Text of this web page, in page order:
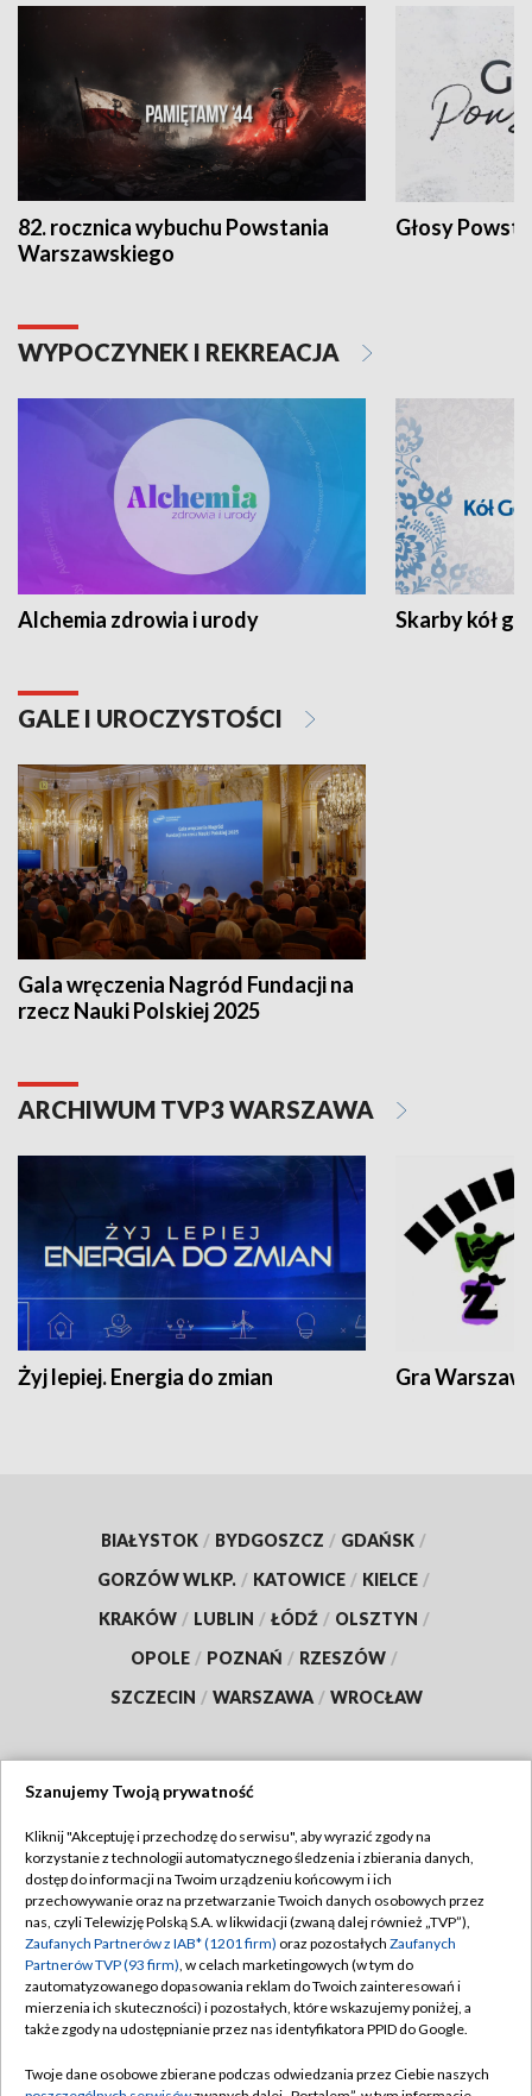
82. rocznica wybuchu Powstania
Warszawskiego
Głosy
WYPOCZYNEK I REKREACJA
Alchemia zdrowia i urody Skarby kół
GALE I UROCZYSTOŚCI
Gala wręczenia Nagród Fundacji na
rzecz Nauki Polskiej 2025
ARCHIWUM TVP3 WARSZAWA
Żyj lepiej. Energia do zmian Gra
BIAŁYSTOK / BYDGOSZCZ / GDAŃSK /
GORZÓW WLKP. / KATOWICE / KIELCE /
KRAKÓW / LUBLIN / ŁÓDŹ / OLSZTYN /
OPOLE / POZNAŃ / RZESZÓW /
SZCZECIN / WARSZAWA / WROCŁAW
TVP
Abonament TVP
Emisja w TVP
Centrum informacji TVP
Naziemna Telewizja Cyfrowa
Regulamin TVP
Polityka prywatności
Moje zgody
Pomoc
Szanujemy Twoją prywatność
Kliknij "Akceptuję i przechodzę do serwisu", aby wyrazić zgody na
korzystanie z technologii automatycznego śledzenia i zbierania danych,
dostęp do informacji na Twoim urządzeniu końcowym i ich
przechowywanie oraz na przetwarzanie Twoich danych osobowych przez
nas, czyli Telewizję Polską S.A. w likwidacji (zwaną dalej również „TVP”),
Zaufanych Partnerów z IAB* (1201 firm) oraz pozostałych Zaufanych
Partnerów TVP (93 firm), w celach marketingowych (w tym do
zautomatyzowanego dopasowania reklam do Twoich zainteresowań i
mierzenia ich skuteczności) i pozostałych, które wskazujemy poniżej, a
także zgody na udostępnianie przez nas identyfikatora PPID do Google.
Twoje dane osobowe zbierane podczas odwiedzania przez Ciebie naszych